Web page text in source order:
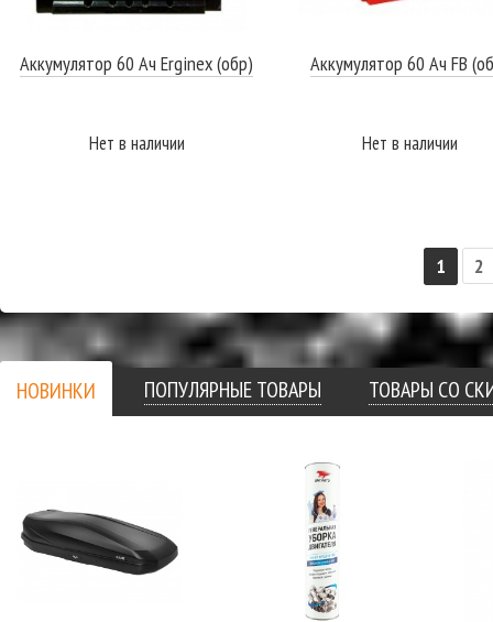
Аккумулятор 60 Ач Erginex (обр)
Нет в наличии
Аккумулятор 60 Ач FB
Нет в наличии
1 2
НОВИНКИ ПОПУЛЯРНЫЕ ТОВАРЫ ТОВАРЫ СО